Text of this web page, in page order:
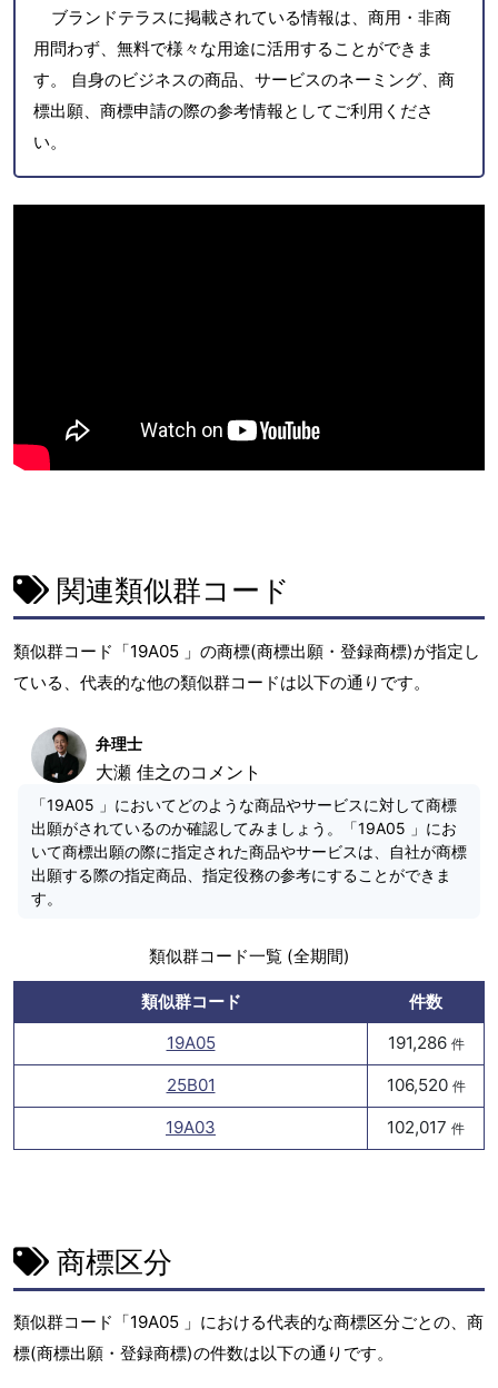
ブランドテラスに掲載されている情報は、商用・非商
用問わず、無料で様々な用途に活用することができま
す。 自身のビジネスの商品、サービスのネーミング、商
標出願、商標申請の際の参考情報としてご利用くださ
い。
関連類似群コード
類似群コード「19A05 」の商標(商標出願・登録商標)が指定し
ている、代表的な他の類似群コードは以下の通りです。
弁理士
大瀬 佳之のコメント
「19A05 」においてどのような商品やサービスに対して商標
出願がされているのか確認してみましょう。「19A05 」にお
いて商標出願の際に指定された商品やサービスは、自社が商標
出願する際の指定商品、指定役務の参考にすることができま
す。
類似群コード一覧 (全期間)
類似群コード
件数
19A05
191,286 件
25B01 106,520 件
19A03 102,017 件
商標区分
類似群コード「19A05 」における代表的な商標区分ごとの、商
標(商標出願・登録商標)の件数は以下の通りです。